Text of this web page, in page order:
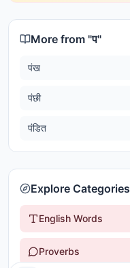
More from "प"
पंख
पंछी
पंडित
Explore Categories
English Words
Proverbs